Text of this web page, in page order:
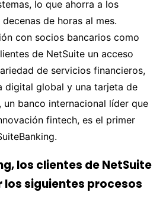
lo que ahorra a los
de horas al mes.
con socios bancarios como
de NetSuite un acceso
de servicios financieros,
digital global y una tarjeta de
un banco internacional líder que
fintech, es el primer
los clientes de NetSuite
los siguientes procesos